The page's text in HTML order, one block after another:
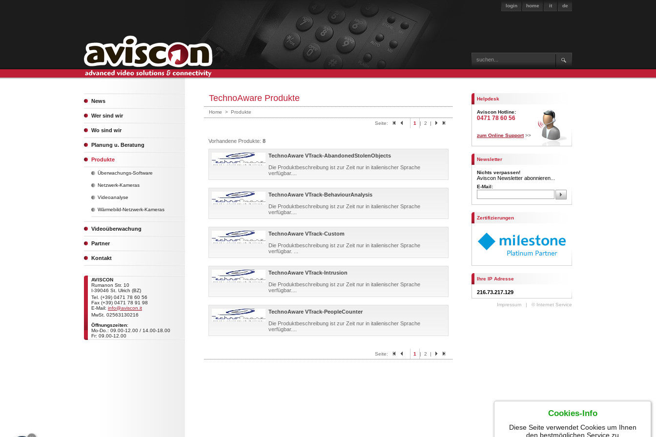
login home it de
News
Wer sind wir
Wo sind wir
Planung u. Beratung
Produkte
Überwachungs-Software
Netzwerk-Kameras
Videoanalyse
Wärmebild-Netzwerk-Kameras
Videoüberwachung
Partner
Kontakt
AVISCON
Rumanon Str. 10
I-39046 St. Ulrich (BZ)
Tel. (+39) 0471 78 60 56
Fax (+39) 0471 78 91 98
E-Mail: info@aviscon.it
MwSt. 02563130216
Öffnungszeiten:
Mo-Do.: 09.00-12.00 / 14.00-18.00
Fr: 09.00-12.00
TechnoAware Produkte
Home > Produkte
Seite: 1 | 2 |
Vorhandene Produkte: 8
TechnoAware VTrack-AbandonedStolenObjects
Die Produktbeschreibung ist zur Zeit nur in italienischer Sprache
verfügbar....
TechnoAware VTrack-BehaviourAnalysis
Die Produktbeschreibung ist zur Zeit nur in italienischer Sprache
verfügbar....
TechnoAware VTrack-Custom
Die Produktbeschreibung ist zur Zeit nur in italienischer Sprache
verfügbar. ...
TechnoAware VTrack-Intrusion
Die Produktbeschreibung ist zur Zeit nur in italienischer Sprache
verfügbar....
TechnoAware VTrack-PeopleCounter
Die Produktbeschreibung ist zur Zeit nur in italienischer Sprache
verfügbar....
Seite: 1 | 2 |
Helpdesk
Aviscon Hotline:
0471 78 60 56
zum Online Support>>
Newsletter
Nichts verpassen!
Aviscon Newsletter abonnieren...
E-Mail:
Zertifizierungen
Ihre IP Adresse
216.73.217.129
Impressum | © Internet Service
Cookies-Info
Diese Seite verwendet Cookies um Ihnen
den bestmöglichen Service zu